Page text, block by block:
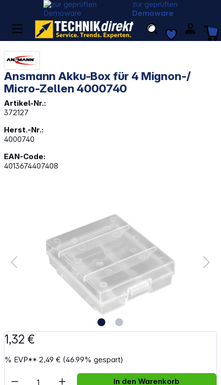
zur geprüften
Demoware
Ansmann Akku-Box für 4 Mignon-/
Micro-Zellen 4000740
Artikel-Nr.:
372127
Herst.-Nr.:
4000740
EAN-Code:
4013674407408
1,32 €
% EVP**2,49 € (46.99% gespart)
Artikel Anzahl: Gib den gewünschten
In den Warenkorb